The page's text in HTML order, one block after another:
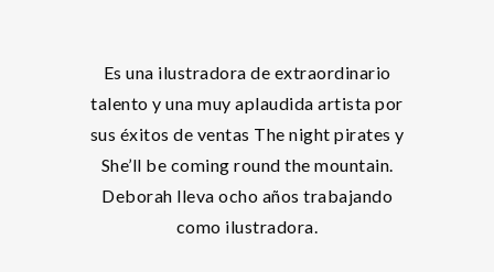
Es una ilustradora de extraordinario
talento y una muy aplaudida artista por
sus éxitos de ventas The night pirates y
She’ll be coming round the mountain.
Deborah lleva ocho años trabajando
como ilustradora.